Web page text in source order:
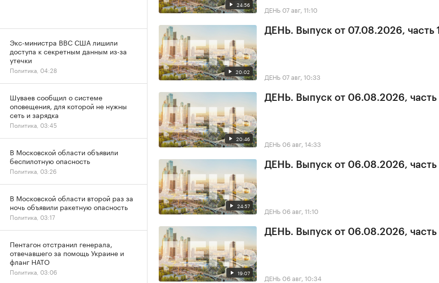
24:56 ДЕНЬ 07 авг, 11:10
20:02
ДЕНЬ. Выпуск от 07.08.2026, часть 1
ДЕНЬ 07 авг, 10:33
20:46
ДЕНЬ. Выпуск от 06.08.2026, часть
ДЕНЬ 06 авг, 14:33
24:57
ДЕНЬ. Выпуск от 06.08.2026, часть
ДЕНЬ 06 авг, 11:10
19:07
ДЕНЬ. Выпуск от 06.08.2026, часть
ДЕНЬ 06 авг, 10:34
Экс-министра ВВС США лишили
доступа к секретным данным из-за
утечки
Политика, 04:28
Шуваев сообщил о системе
оповещения, для которой не нужны
сеть и зарядка
Политика, 03:45
В Московской области объявили
беспилотную опасность
Политика, 03:26
В Московской области второй раз за
ночь объявили ракетную опасность
Политика, 03:17
Пентагон отстранил генерала,
отвечавшего за помощь Украине и
фланг НАТО
Политика, 03:06